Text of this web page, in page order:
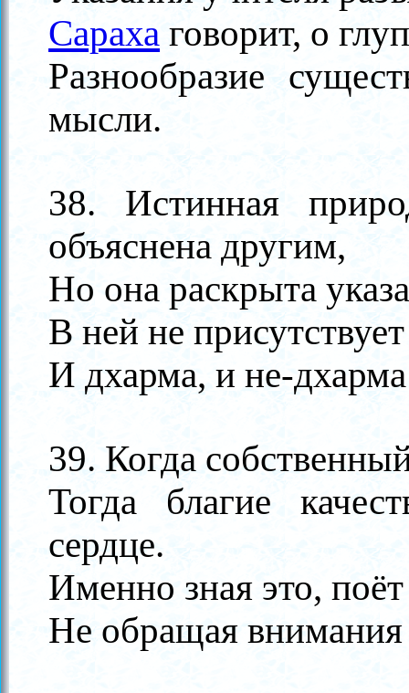
Сараха говорит, о
Разнообразие
мысли.
38. Истинная
объяснена другим,
Но она раскрыта
В ней не
И дхарма, и не-
39. Когда
Тогда благие
сердце.
Именно зная это,
Не обращая внимания